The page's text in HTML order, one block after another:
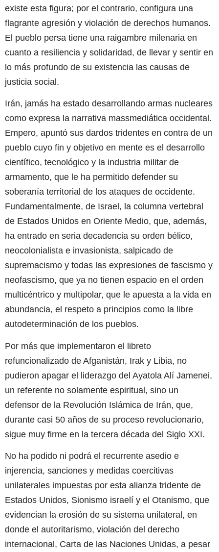
existe esta figura; por el contrario, configura una
flagrante agresión y violación de derechos humanos.
El pueblo persa tiene una raigambre milenaria en
cuanto a resiliencia y solidaridad, de llevar y sentir en
lo más profundo de su existencia las causas de
justicia social.
Irán, jamás ha estado desarrollando armas nucleares
como expresa la narrativa massmediática occidental.
Empero, apuntó sus dardos tridentes en contra de un
pueblo cuyo fin y objetivo en mente es el desarrollo
científico, tecnológico y la industria militar de
armamento, que le ha permitido defender su
soberanía territorial de los ataques de occidente.
Fundamentalmente, de Israel, la columna vertebral
de Estados Unidos en Oriente Medio, que, además,
ha entrado en seria decadencia su orden bélico,
neocolonialista e invasionista, salpicado de
supremacismo y todas las expresiones de fascismo y
neofascismo, que ya no tienen espacio en el orden
multicéntrico y multipolar, que le apuesta a la vida en
abundancia, el respeto a principios como la libre
autodeterminación de los pueblos.
Por más que implementaron el libreto
refuncionalizado de Afganistán, Irak y Libia, no
pudieron apagar el liderazgo del Ayatola Alí Jamenei,
un referente no solamente espiritual, sino un
defensor de la Revolución Islámica de Irán, que,
durante casi 50 años de su proceso revolucionario,
sigue muy firme en la tercera década del Siglo XXI.
No ha podido ni podrá el recurrente asedio e
injerencia, sanciones y medidas coercitivas
unilaterales impuestas por esta alianza tridente de
Estados Unidos, Sionismo israelí y el Otanismo, que
evidencian la erosión de su sistema unilateral, en
donde el autoritarismo, violación del derecho
internacional, Carta de las Naciones Unidas, a pesar